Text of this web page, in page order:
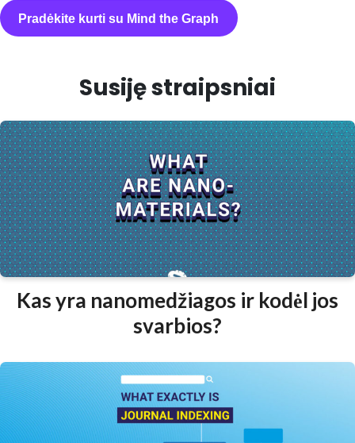
Pradėkite kurti su Mind the Graph
Susiję straipsniai
Kas yra nanomedžiagos ir kodėl jos
svarbios?